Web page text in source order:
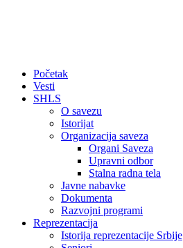
Početak
Vesti
SHLS
O savezu
Istorijat
Organizacija saveza
Organi Saveza
Upravni odbor
Stalna radna tela
Javne nabavke
Dokumenta
Razvojni programi
Reprezentacija
Istorija reprezentacije Srbije